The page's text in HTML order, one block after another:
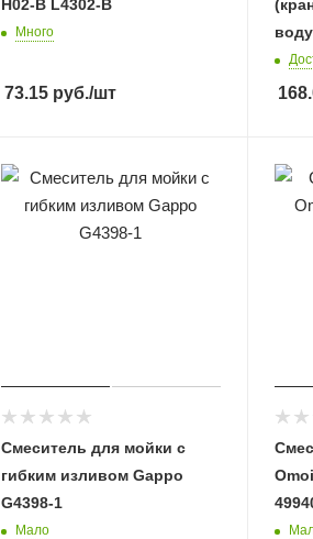
H02-B L4302-B
Много
73.15 руб./шт
Смеситель для мойки с
гибким изливом Gappo
G4398-1
Мало